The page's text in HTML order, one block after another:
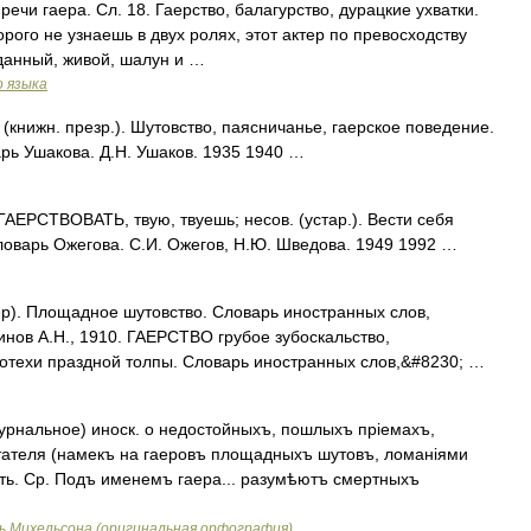
гаера. Сл. 18. Гаерство, балагурство, дурацкие ухватки.
не узнаешь в двух ролях, этот актер по превосходству
живой, шалун и …
языка
презр.). Шутовство, паясничанье, гаерское поведение.
Ушакова. Д.Н. Ушаков. 1935 1940 …
твую, твуешь; несов. (устар.). Вести себя
Ожегова. С.И. Ожегов, Н.Ю. Шведова. 1949 1992 …
Площадное шутовство. Словарь иностранных слов,
А.Н., 1910. ГАЕРСТВО грубое зубоскальство,
праздной толпы. Словарь иностранных слов,&#8230; …
иноск. о недостойныхъ, пошлыхъ пріемахъ,
(намекъ на гаеровъ площадныхъ шутовъ, ломаніями
Ср. Подъ именемъ гаера... разумѣютъ смертныхъ